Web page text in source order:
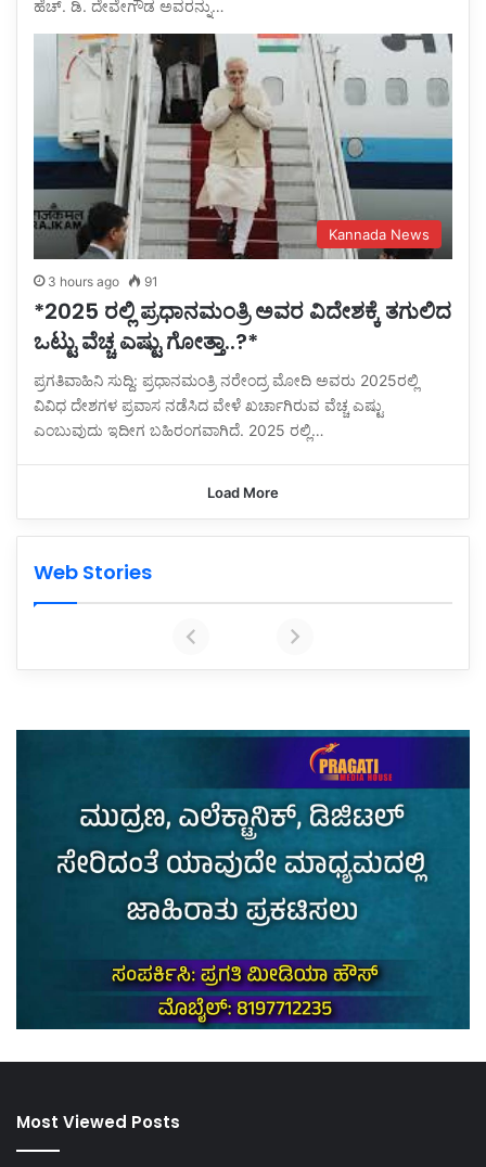
ಹೆಚ್. ಡಿ. ದೇವೇಗೌಡ ಅವರನ್ನು…
Kannada News
3 hours ago 91
*2025 ರಲ್ಲಿ ಪ್ರಧಾನಮಂತ್ರಿ ಅವರ ವಿದೇಶಕ್ಕೆ ತಗುಲಿದ
ಒಟ್ಟು ವೆಚ್ಚ ಎಷ್ಟು ಗೋತ್ತಾ..?*
ಪ್ರಗತಿವಾಹಿನಿ ಸುದ್ದಿ: ಪ್ರಧಾನಮಂತ್ರಿ ನರೇಂದ್ರ ಮೋದಿ ಅವರು 2025ರಲ್ಲಿ
ವಿವಿಧ ದೇಶಗಳ ಪ್ರವಾಸ ನಡೆಸಿದ ವೇಳೆ ಖರ್ಚಾಗಿರುವ ವೆಚ್ಚ ಎಷ್ಟು
ಎಂಬುವುದು ಇದೀಗ ಬಹಿರಂಗವಾಗಿದೆ. 2025 ರಲ್ಲಿ…
Load More
Web Stories
Most Viewed Posts